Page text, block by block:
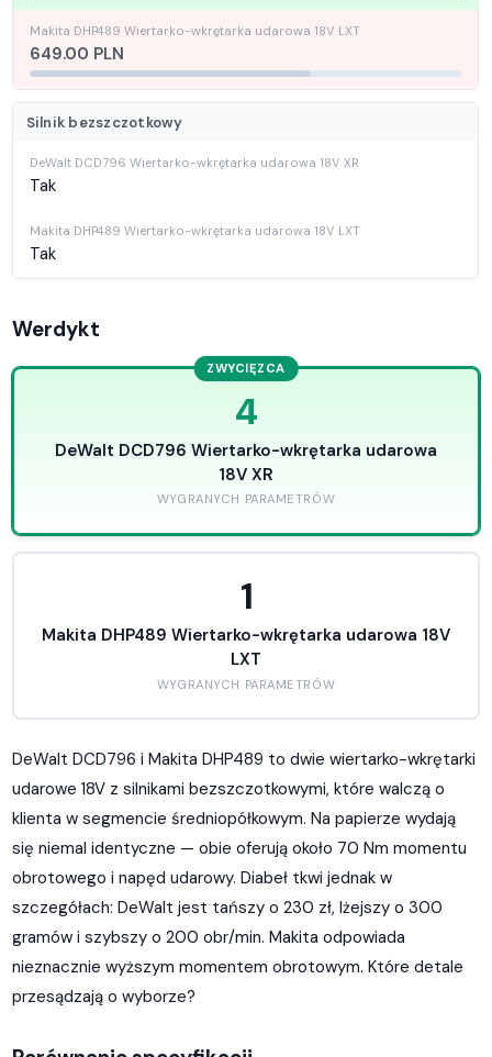
649.00 PLN
Silnik bezszczotkowy
Tak
Tak
Werdykt
ZWYCIĘZCA
4
DeWalt DCD796 Wiertarko-wkrętarka udarowa
18V XR
WYGRANYCH PARAMETRÓW
1
Makita DHP489 Wiertarko-wkrętarka udarowa 18V
LXT
WYGRANYCH PARAMETRÓW
DeWalt DCD796 i Makita DHP489 to dwie wiertarko-wkrętarki
udarowe 18V z silnikami bezszczotkowymi, które walczą o
klienta w segmencie średniopółkowym. Na papierze wydają
się niemal identyczne — obie oferują około 70 Nm momentu
obrotowego i napęd udarowy. Diabeł tkwi jednak w
szczegółach: DeWalt jest tańszy o 230 zł, lżejszy o 300
gramów i szybszy o 200 obr/min. Makita odpowiada
nieznacznie wyższym momentem obrotowym. Które detale
przesądzają o wyborze?